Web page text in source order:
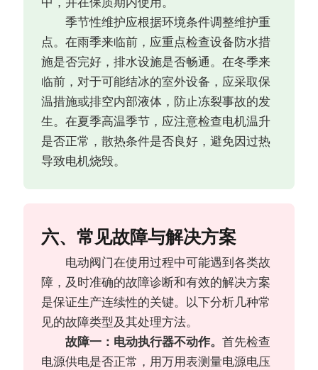
中，并在保质期内使用。
季节性维护应根据环境条件调整维护重
点。在雨季来临前，应重点检查设备防水措
施是否完好，排水设施是否畅通。在冬季来
临前，对于可能结冰的室外设备，应采取保
温措施或排空内部液体，防止冻裂事故的发
生。在夏季高温季节，应注意检查电机温升
是否正常，散热条件是否良好，避免因过热
导致电机烧毁。
六、常见故障与解决方案
电动阀门在使用过程中可能遇到各类故
障，及时准确的故障诊断和有效的解决方案
是保证生产连续性的关键。以下分析几种常
见的故障类型及其处理方法。
故障一：电动执行器不动作。首先检查
电源供电是否正常，用万用表测量电源电压